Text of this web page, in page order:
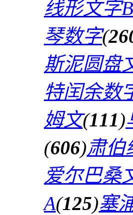
线形文字
琴数字(
斯泥圆盘
特闰余数
姆文(111)
(606)肃伯
爱尔巴桑
A(125)塞